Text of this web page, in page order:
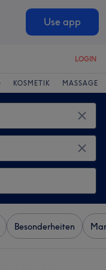
Use app
LOGIN
KOSMETIK MASSAGE
Besonderheiten